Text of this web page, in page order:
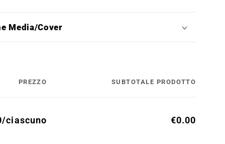
Media/Cover
PREZZO SUBTOTALE PRODOTTO
ciascuno €0.00